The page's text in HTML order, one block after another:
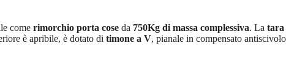
come rimorchio porta cose da 750Kg di massa complessiva. La tara
è apribile, è dotato di timone a V, pianale in compensato